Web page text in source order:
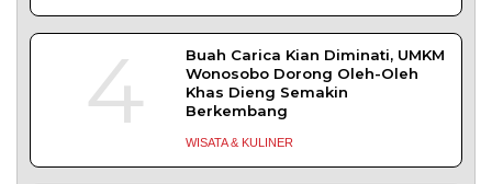
4
Buah Carica Kian Diminati, UMKM
Wonosobo Dorong Oleh-Oleh
Khas Dieng Semakin
Berkembang
WISATA & KULINER